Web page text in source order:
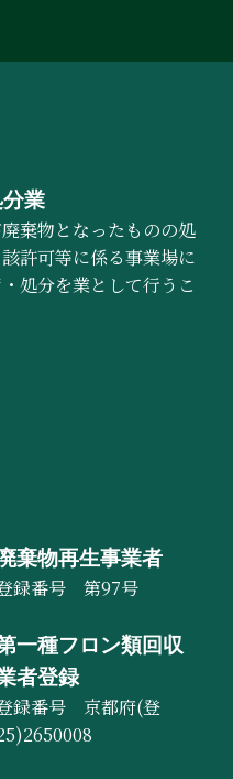
業
棄物となったものの処
許可等に係る事業場に
処分を業として行うこ
棄物再生事業者
録番号 第97号
一種フロン類回収
者登録
録番号 京都府(登